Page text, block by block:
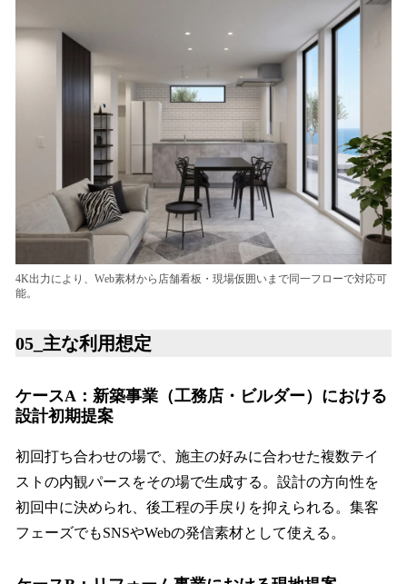
4K出力により、Web素材から店舗看板・現場仮囲いまで同一フローで対応可
能。
05_主な利用想定
ケースA：新築事業（工務店・ビルダー）における
設計初期提案
初回打ち合わせの場で、施主の好みに合わせた複数テイ
ストの内観パースをその場で生成する。設計の方向性を
初回中に決められ、後工程の手戻りを抑えられる。集客
フェーズでもSNSやWebの発信素材として使える。